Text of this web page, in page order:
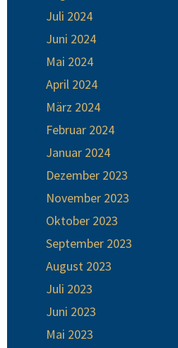
Juli 2024
Juni 2024
Mai 2024
April 2024
März 2024
Februar 2024
Januar 2024
Dezember 2023
November 2023
Oktober 2023
September 2023
August 2023
Juli 2023
Juni 2023
Mai 2023